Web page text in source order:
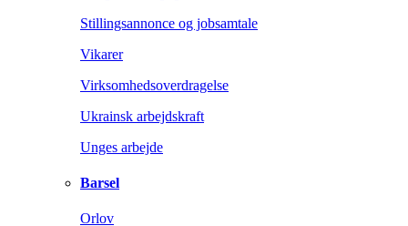
Stillingsannonce og jobsamtale
Vikarer
Virksomhedsoverdragelse
Ukrainsk arbejdskraft
Unges arbejde
Barsel
Orlov